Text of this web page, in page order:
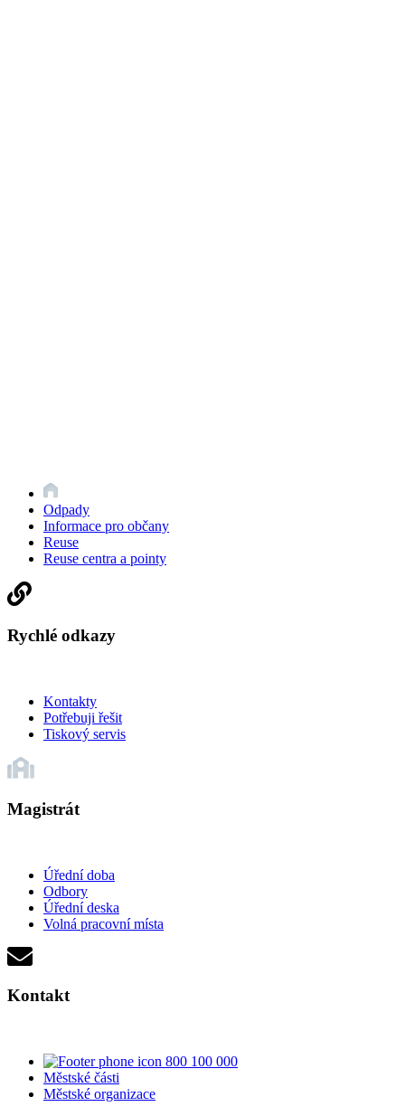
Odpady
Informace pro občany
Reuse
Reuse centra a pointy
Rychlé odkazy
Kontakty
Potřebuji řešit
Tiskový servis
Magistrát
Úřední doba
Odbory
Úřední deska
Volná pracovní místa
Kontakt
800 100 000
Městské části
Městské organizace